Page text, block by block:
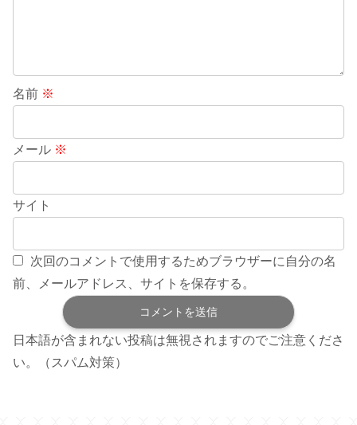
名前 ※
メール ※
サイト
次回のコメントで使用するためブラウザーに自分の名
前、メールアドレス、サイトを保存する。
日本語が含まれない投稿は無視されますのでご注意くださ
い。（スパム対策）